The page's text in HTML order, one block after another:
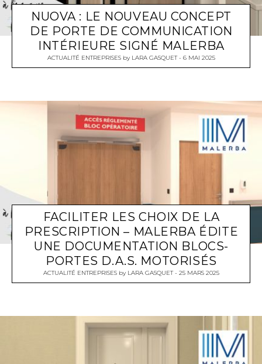
NUOVA : LE NOUVEAU CONCEPT
DE PORTE DE COMMUNICATION
INTÉRIEURE SIGNÉ MALERBA
ACTUALITÉ ENTREPRISES by LARA GASQUET 6 MAI 2025
FACILITER LES CHOIX DE LA
PRESCRIPTION – MALERBA ÉDITE
UNE DOCUMENTATION BLOCS-
PORTES D.A.S. MOTORISÉS
ACTUALITÉ ENTREPRISES by LARA GASQUET 25 MARS 2025